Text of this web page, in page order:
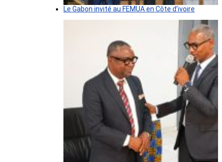
Le Gabon invité au FEMUA en Côte d’ivoire